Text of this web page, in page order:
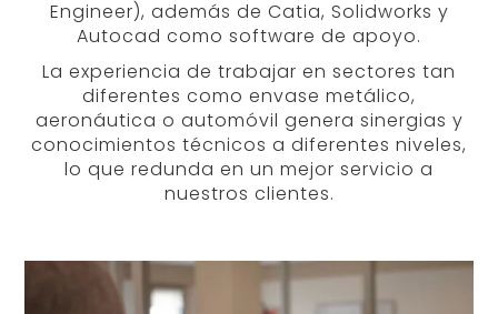
Engineer), además de Catia, Solidworks y
Autocad como software de apoyo.
La experiencia de trabajar en sectores tan
diferentes como envase metálico,
aeronáutica o automóvil genera sinergias y
conocimientos técnicos a diferentes niveles,
lo que redunda en un mejor servicio a
nuestros clientes.